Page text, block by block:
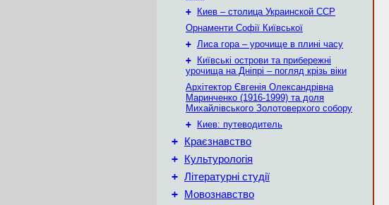
+
Киев – столица Украинской ССР
Орнаменти Софії Київської
+ Лиса гора – урочище в плині часу
+
Київські острови та прибережні
урочища на Дніпрі – погляд крізь віки
Архітектор Євгенія Олександрівна
Маринченко (1916-1999) та доля
Михайлівського Золотоверхого собору
+
Киев: путеводитель
+ Краєзнавство
+ Культурологія
+ Літературні студії
+ Мовознавство